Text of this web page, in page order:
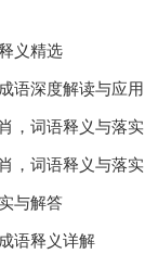
义精选
语深度解读与应用
，词语释义与落实
，词语释义与落实
与解答
语释义详解